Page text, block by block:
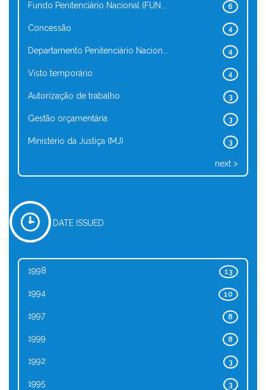
6
Fundo Penitenciário Nacional (FUN...
4
Concessão
4
Departamento Penitenciário Nacion...
4
Visto temporário
3
Autorização de trabalho
3
Gestão orçamentária
3
Ministério da Justiça (MJ)
next >
DATE ISSUED
13
1998
10
1994
8
1997
8
1999
3
1992
3
1995